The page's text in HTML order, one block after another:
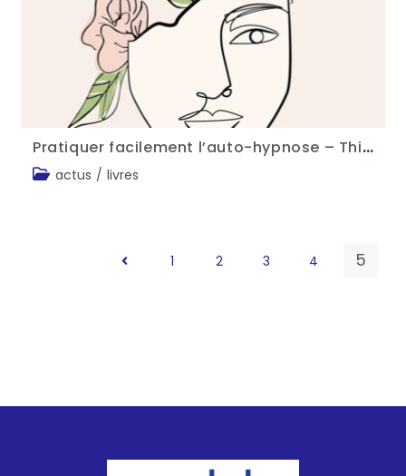
Pratiquer facilement l’auto-hypnose – Thierry Servillat
actus / livres
1 2 3 4 5